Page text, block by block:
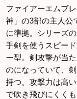
ファイアーエムブ
神」の3部の主人公
に準拠。シリーズ
手剣を使うスピー
ー型。剣攻撃が当
のになっていて、
持つ。攻撃力は高
で吹き飛びにくくも